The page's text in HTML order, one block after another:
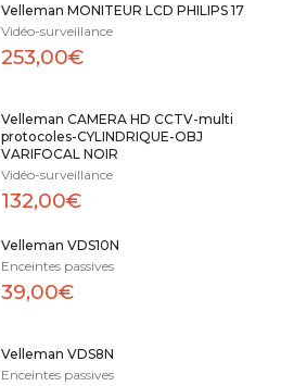
Velleman MONITEUR LCD PHILIPS 17
Vidéo-surveillance
253,00€
Velleman CAMERA HD CCTV-multi
protocoles-CYLINDRIQUE-OBJ
VARIFOCAL NOIR
Vidéo-surveillance
132,00€
Velleman VDS10N
Enceintes passives
39,00€
Velleman VDS8N
Enceintes passives